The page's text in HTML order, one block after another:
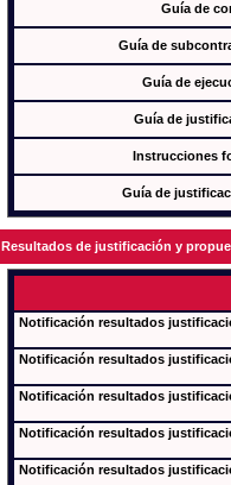
Guía de
Guía de
Guía de
Guía de
Instrucciones
Guía de
Resultados de justificación y
Notificación resultados
Notificación resultados
Notificación resultados
Notificación resultados
Notificación resultados